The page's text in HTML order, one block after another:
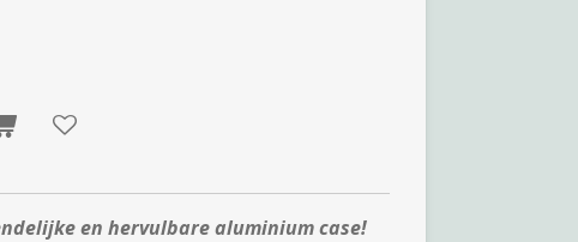
en hervulbare aluminium case!